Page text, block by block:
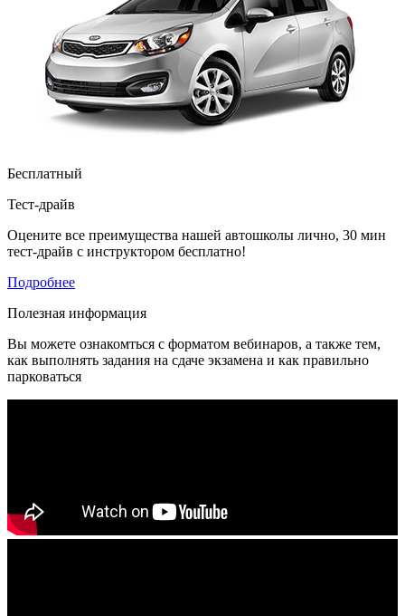
Бесплатный
Тест-драйв
Оцените все преимущества нашей автошколы лично, 30 мин
тест-драйв с инструктором бесплатно!
Подробнее
Полезная информация
Вы можете ознакомться с форматом вебинаров, а также тем,
как выполнять задания на сдаче экзамена и как правильно
парковаться